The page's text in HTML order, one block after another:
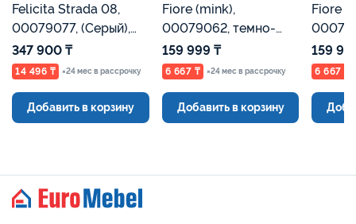
Felicita Strada 08,
00079077, (Серый),
Евромебель
347 900 ₸
14 496 ₸ ×24 мес в рассрочку
Добавить в корзину
Fiore (mink),
00079062, темно-
бежевый, Евромебель
159 999 ₸
6 667 ₸ ×24 мес в рассрочку
Добавить в корзину
Fiore
159
6 667 ₸